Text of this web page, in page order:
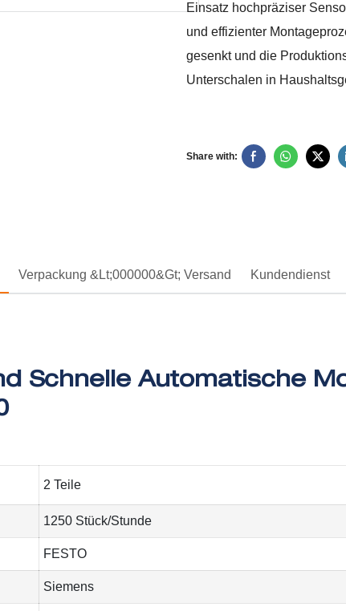
Einsatz hochpräziser
und effizienter
gesenkt und die
Unterschalen in
Share with:
Verpackung &lt;000000&gt; Versand Kundendienst
2 Teile
1250 Stück/Stunde
FESTO
Siemens